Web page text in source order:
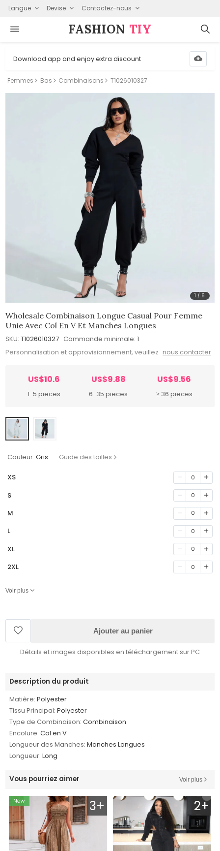
Langue Devise Contactez-nous
FASHION⁠ TIY
Download app and enjoy extra discount
Femmes Bas Combinaisons T1026010327
1 / 6
Wholesale Combinaison Longue Casual Pour Femme
Unie Avec Col En V Et Manches Longues
SKU: T1026010327 Commande minimale: 1
Personnalisation et approvisionnement, veuillez nous contacter
US$10.6
1-5 pieces
US$9.88
6-35 pieces
US$9.56
≥ 36 pieces
Couleur: Gris Guide des tailles
XS 0
S 0
M 0
L 0
XL 0
2XL 0
Voir plus
Ajouter au panier
Détails et images disponibles en téléchargement sur PC
Description du produit
Matière: Polyester
Tissu Principal: Polyester
Type de Combinaison: Combinaison
Encolure: Col en V
Longueur des Manches: Manches Longues
Longueur: Long
Vous pourriez aimer Voir plus
3+ 2+